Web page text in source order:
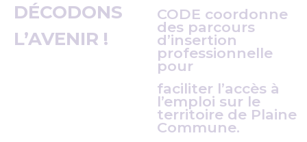
DÉCODONS
L’AVENIR !
CODE coordonne
des parcours
d’insertion
professionnelle
pour
faciliter l’accès à
l’emploi sur le
territoire de Plaine
Commune.